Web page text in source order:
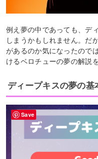
例え夢の中であっても、デ
しまうかもしれません。だ
があるのか気になったので
けるベロチューの夢の解説
ディープキスの夢の基
Save